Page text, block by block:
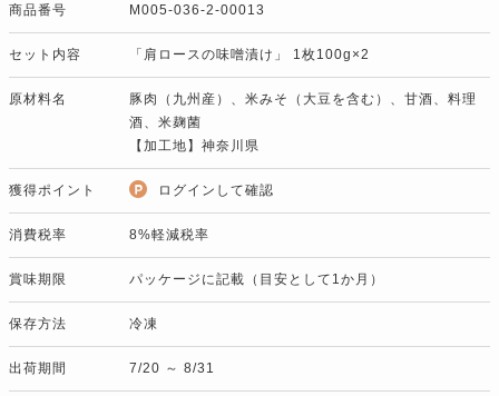
商品番号 M005-036-2-00013
セット内容 「肩ロースの味噌漬け」 1枚100g×2
原材料名
豚肉（九州産）、米みそ（大豆を含む）、甘酒、料理
酒、米麹菌
【加工地】神奈川県
獲得ポイント ログインして確認
消費税率 8%軽減税率
賞味期限 パッケージに記載（目安として1か月）
保存方法 冷凍
出荷期間 7/20 ～ 8/31